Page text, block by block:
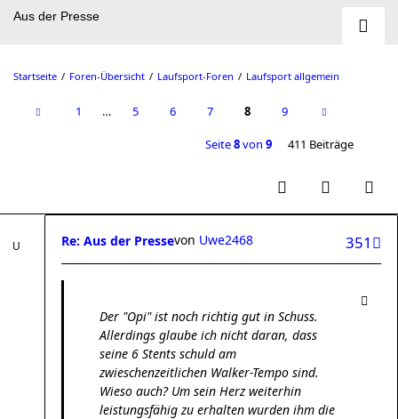
Aus der Presse
Startseite Foren-Übersicht Laufsport-Foren Laufsport allgemein
1 … 5 6 7 8 9
Seite8von 9 411 Beiträge
Re: Aus der Presse 351
von Uwe2468
Der "Opi" ist noch richtig gut in Schuss.
Allerdings glaube ich nicht daran, dass
seine 6 Stents schuld am
zwieschenzeitlichen Walker-Tempo sind.
Wieso auch? Um sein Herz weiterhin
leistungsfähig zu erhalten wurden ihm die